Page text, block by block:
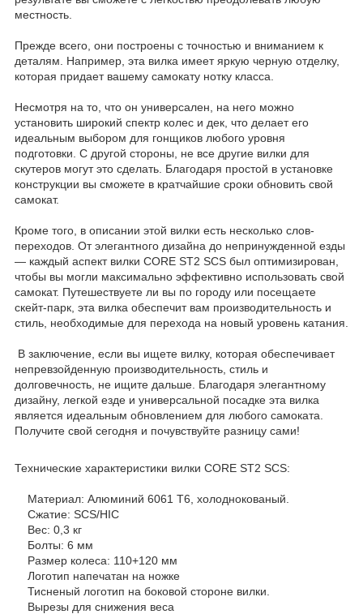
местность.
Прежде всего, они построены с точностью и вниманием к
деталям. Например, эта вилка имеет яркую черную отделку,
которая придает вашему самокату нотку класса.
Несмотря на то, что он универсален, на него можно
установить широкий спектр колес и дек, что делает его
идеальным выбором для гонщиков любого уровня
подготовки. С другой стороны, не все другие вилки для
скутеров могут это сделать. Благодаря простой в установке
конструкции вы сможете в кратчайшие сроки обновить свой
самокат.
Кроме того, в описании этой вилки есть несколько слов-
переходов. От элегантного дизайна до непринужденной езды
— каждый аспект вилки CORE ST2 SCS был оптимизирован,
чтобы вы могли максимально эффективно использовать свой
самокат. Путешествуете ли вы по городу или посещаете
скейт-парк, эта вилка обеспечит вам производительность и
стиль, необходимые для перехода на новый уровень катания.
В заключение, если вы ищете вилку, которая обеспечивает
непревзойденную производительность, стиль и
долговечность, не ищите дальше. Благодаря элегантному
дизайну, легкой езде и универсальной посадке эта вилка
является идеальным обновлением для любого самоката.
Получите свой сегодня и почувствуйте разницу сами!
Технические характеристики вилки CORE ST2 SCS:
Материал: Алюминий 6061 Т6, холоднокованый.
Сжатие: SCS/HIC
Вес: 0,3 кг
Болты: 6 мм
Размер колеса: 110+120 мм
Логотип напечатан на ножке
Тисненый логотип на боковой стороне вилки.
Вырезы для снижения веса